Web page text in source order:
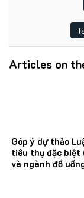
Articles on
Góp ý dự thảo
tiêu thụ đặc biệt
và ngành đồ